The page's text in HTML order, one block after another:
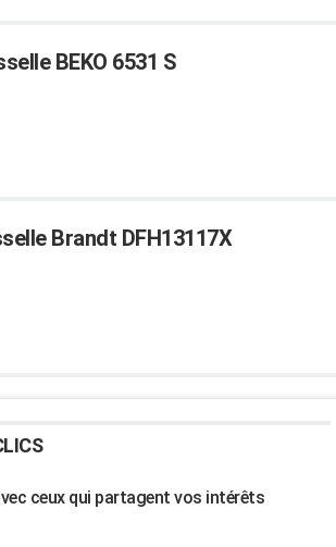
BEKO 6531 S
Brandt DFH13117X
ceux qui partagent vos intérêts